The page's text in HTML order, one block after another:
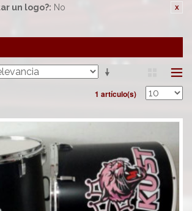
un logo?: No
1 artículo(s)